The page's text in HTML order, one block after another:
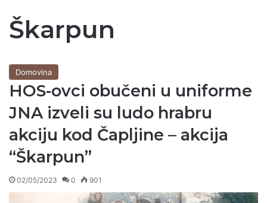
Škarpun
Domovina
HOS-ovci obučeni u uniforme
JNA izveli su ludo hrabru
akciju kod Čapljine – akcija
“Škarpun”
02/05/2023 0 901